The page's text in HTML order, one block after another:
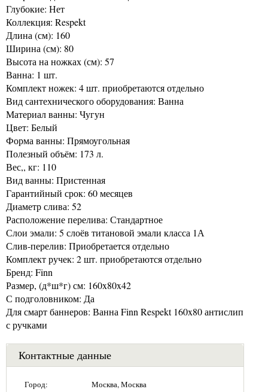
Глубокие: Нет
Коллекция: Respekt
Длина (см): 160
Ширина (см): 80
Высота на ножках (см): 57
Ванна: 1 шт.
Комплект ножек: 4 шт. приобретаются отдельно
Вид сантехнического оборудования: Ванна
Материал ванны: Чугун
Цвет: Белый
Форма ванны: Прямоугольная
Полезный объём: 173 л.
Вес,, кг: 110
Вид ванны: Пристенная
Гарантийный срок: 60 месяцев
Диаметр слива: 52
Расположение перелива: Стандартное
Слои эмали: 5 слоёв титановой эмали класса 1А
Слив-перелив: Приобретается отдельно
Комплект ручек: 2 шт. приобретаются отдельно
Бренд: Finn
Размер, (д*ш*г) см: 160x80x42
С подголовником: Да
Для смарт баннеров: Ванна Finn Respekt 160x80 антислип
с ручками
Контактные данные
Город: Москва, Москва